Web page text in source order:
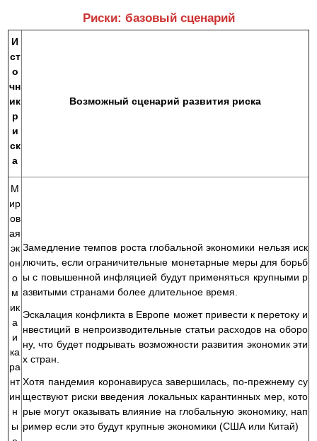
Риски: базовый сценарий
И
ст
о
чн
ик
р
и
ск
а
Возможный сценарий развития риска
М
ир
ов
ая
эк
он
о
м
ик
а
и
ка
ра
нт
ин
н
ы
Замедление темпов роста глобальной экономики нельзя иск
лючить, если ограничительные монетарные меры для борьб
ы с повышенной инфляцией будут применяться крупными р
азвитыми странами более длительное время.
Эскалация конфликта в Европе может привести к перетоку и
нвестиций в непроизводительные статьи расходов на оборо
ну, что будет подрывать возможности развития экономик эти
х стран.
Хотя пандемия коронавируса завершилась, по-прежнему су
ществуют риски введения локальных карантинных мер, кото
рые могут оказывать влияние на глобальную экономику, нап
ример если это будут крупные экономики (США или Китай)